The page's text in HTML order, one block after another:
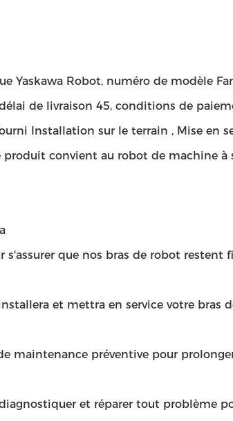
Yaskawa Robot, numéro de modèle
de livraison 45, conditions de
Installation sur le terrain , Mise en
convient au robot de machine à
s'assurer que nos bras de robot
et mettra en service votre
maintenance préventive pour
et réparer tout problème